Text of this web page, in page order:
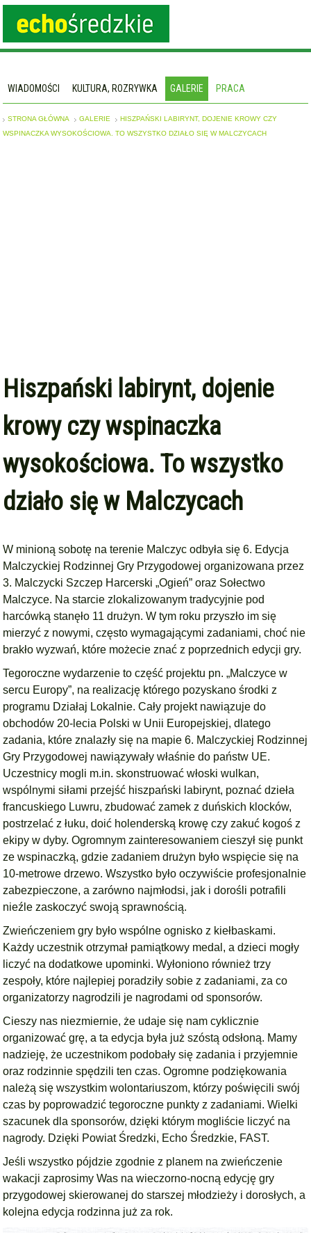
WIADOMOŚCI KULTURA, ROZRYWKA GALERIE PRACA
STRONA GŁÓWNA GALERIE
HISZPAŃSKI LABIRYNT, DOJENIE KROWY CZY
WSPINACZKA WYSOKOŚCIOWA. TO WSZYSTKO DZIAŁO SIĘ W MALCZYCACH
Hiszpański labirynt, dojenie
krowy czy wspinaczka
wysokościowa. To wszystko
działo się w Malczycach
W minioną sobotę na terenie Malczyc odbyła się 6. Edycja
Malczyckiej Rodzinnej Gry Przygodowej organizowana przez
3. Malczycki Szczep Harcerski „Ogień” oraz Sołectwo
Malczyce. Na starcie zlokalizowanym tradycyjnie pod
harcówką stanęło 11 drużyn. W tym roku przyszło im się
mierzyć z nowymi, często wymagającymi zadaniami, choć nie
brakło wyzwań, które możecie znać z poprzednich edycji gry.
Tegoroczne wydarzenie to część projektu pn. „Malczyce w
sercu Europy”, na realizację którego pozyskano środki z
programu Działaj Lokalnie. Cały projekt nawiązuje do
obchodów 20-lecia Polski w Unii Europejskiej, dlatego
zadania, które znalazły się na mapie 6. Malczyckiej Rodzinnej
Gry Przygodowej nawiązywały właśnie do państw UE.
Uczestnicy mogli m.in. skonstruować włoski wulkan,
wspólnymi siłami przejść hiszpański labirynt, poznać dzieła
francuskiego Luwru, zbudować zamek z duńskich klocków,
postrzelać z łuku, doić holenderską krowę czy zakuć kogoś z
ekipy w dyby. Ogromnym zainteresowaniem cieszył się punkt
ze wspinaczką, gdzie zadaniem drużyn było wspięcie się na
10-metrowe drzewo. Wszystko było oczywiście profesjonalnie
zabezpieczone, a zarówno najmłodsi, jak i dorośli potrafili
nieźle zaskoczyć swoją sprawnością.
Zwieńczeniem gry było wspólne ognisko z kiełbaskami.
Każdy uczestnik otrzymał pamiątkowy medal, a dzieci mogły
liczyć na dodatkowe upominki. Wyłoniono również trzy
zespoły, które najlepiej poradziły sobie z zadaniami, za co
organizatorzy nagrodzili je nagrodami od sponsorów.
Cieszy nas niezmiernie, że udaje się nam cyklicznie
organizować grę, a ta edycja była już szóstą odsłoną. Mamy
nadzieję, że uczestnikom podobały się zadania i przyjemnie
oraz rodzinnie spędzili ten czas. Ogromne podziękowania
należą się wszystkim wolontariuszom, którzy poświęcili swój
czas by poprowadzić tegoroczne punkty z zadaniami. Wielki
szacunek dla sponsorów, dzięki którym mogliście liczyć na
nagrody. Dzięki Powiat Średzki, Echo Średzkie, FAST.
Jeśli wszystko pójdzie zgodnie z planem na zwieńczenie
wakacji zaprosimy Was na wieczorno-nocną edycję gry
przygodowej skierowanej do starszej młodzieży i dorosłych, a
kolejna edycja rodzinna już za rok.